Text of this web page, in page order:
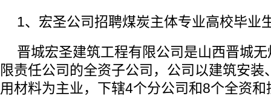
1、宏圣公司招聘煤炭主体专业高校毕业
晋城宏圣建筑工程有限公司是山西晋城
限责任公司的全资子公司，公司以建筑安装
用材料为主业，下辖4个分公司和8个全资